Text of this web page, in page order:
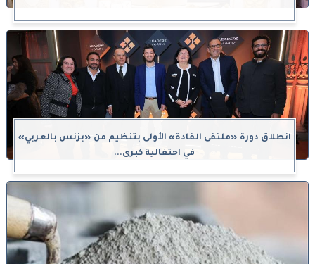
انطلاق دورة «ملتقى القادة» الأولى بتنظيم من «بزنس بالعربي»
في احتفالية كبرى...